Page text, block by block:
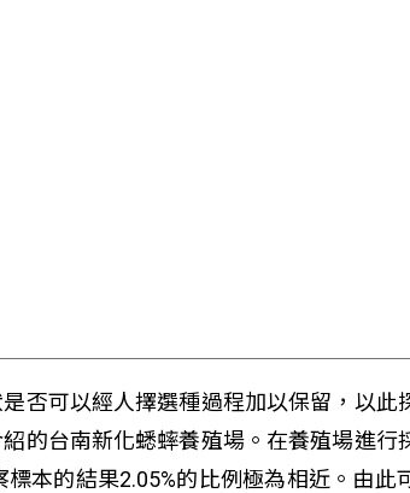
否可以經人擇選種過程加以保留，以此
的台南新化蟋蟀養殖場。在養殖場進行
本的結果2.05%的比例極為相近。由此